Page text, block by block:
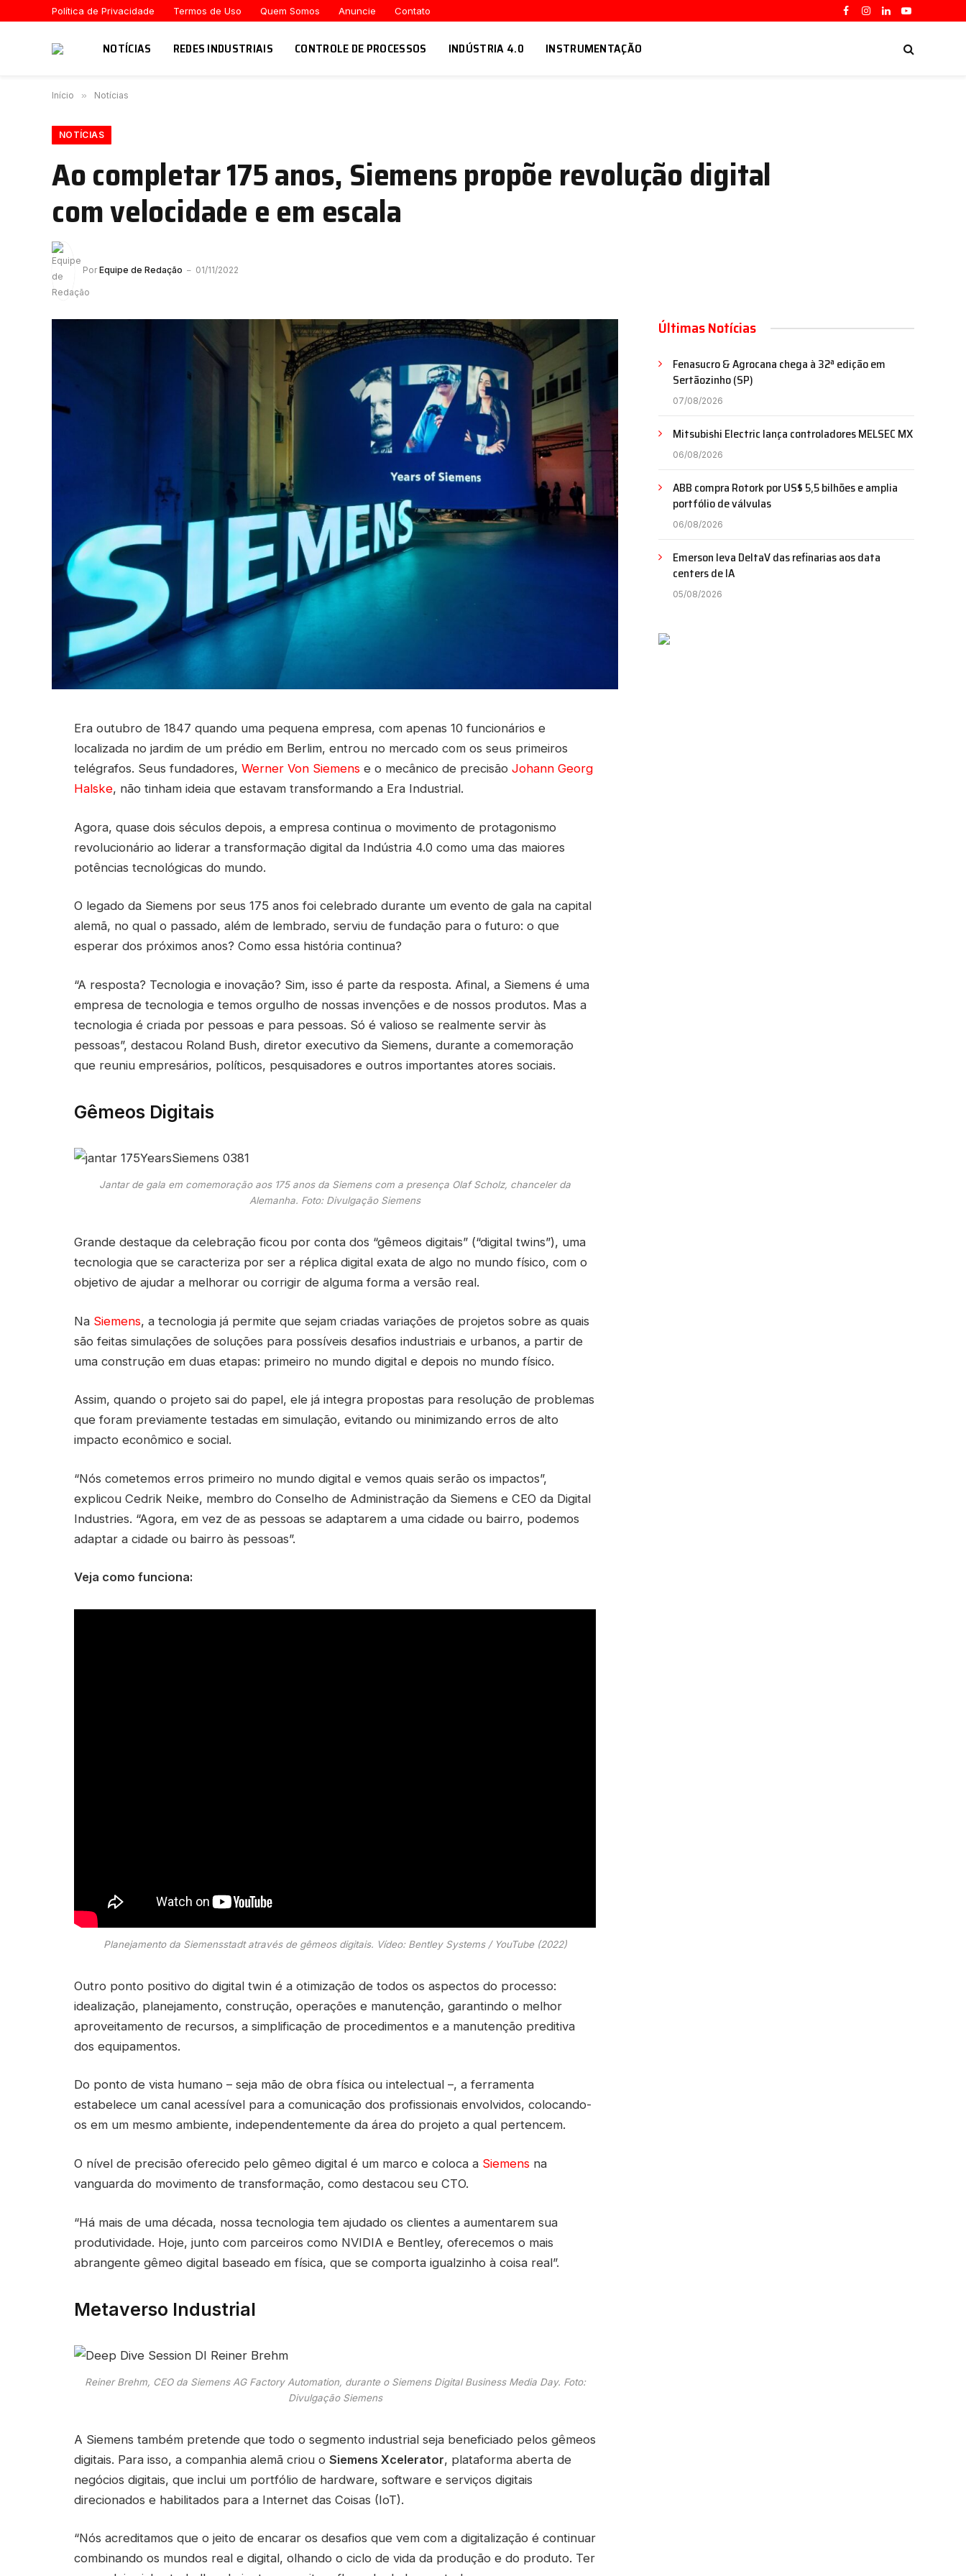
Política de Privacidade Termos de Uso Quem Somos Anuncie Contato
Facebook
Instagram
LinkedInYouTube
NOTÍCIAS REDES INDUSTRIAIS CONTROLE DE PROCESSOS INDÚSTRIA 4.0 INSTRUMENTAÇÃO
Início » Notícias
NOTÍCIAS
Ao completar 175 anos, Siemens propõe revolução digital
com velocidade e em escala
Por Equipe de Redação 01/11/2022
Era outubro de 1847 quando uma pequena empresa, com apenas 10 funcionários e
localizada no jardim de um prédio em Berlim, entrou no mercado com os seus primeiros
telégrafos. Seus fundadores, Werner Von Siemens e o mecânico de precisão Johann Georg
Halske, não tinham ideia que estavam transformando a Era Industrial.
Agora, quase dois séculos depois, a empresa continua o movimento de protagonismo
revolucionário ao liderar a transformação digital da Indústria 4.0 como uma das maiores
potências tecnológicas do mundo.
O legado da Siemens por seus 175 anos foi celebrado durante um evento de gala na capital
alemã, no qual o passado, além de lembrado, serviu de fundação para o futuro: o que
esperar dos próximos anos? Como essa história continua?
“A resposta? Tecnologia e inovação? Sim, isso é parte da resposta. Afinal, a Siemens é uma
empresa de tecnologia e temos orgulho de nossas invenções e de nossos produtos. Mas a
tecnologia é criada por pessoas e para pessoas. Só é valioso se realmente servir às
pessoas”, destacou Roland Bush, diretor executivo da Siemens, durante a comemoração
que reuniu empresários, políticos, pesquisadores e outros importantes atores sociais.
Gêmeos Digitais
Jantar de gala em comemoração aos 175 anos da Siemens com a presença Olaf Scholz, chanceler da
Alemanha. Foto: Divulgação Siemens
Grande destaque da celebração ficou por conta dos “gêmeos digitais” (“digital twins”), uma
tecnologia que se caracteriza por ser a réplica digital exata de algo no mundo físico, com o
objetivo de ajudar a melhorar ou corrigir de alguma forma a versão real.
Na Siemens, a tecnologia já permite que sejam criadas variações de projetos sobre as quais
são feitas simulações de soluções para possíveis desafios industriais e urbanos, a partir de
uma construção em duas etapas: primeiro no mundo digital e depois no mundo físico.
Assim, quando o projeto sai do papel, ele já integra propostas para resolução de problemas
que foram previamente testadas em simulação, evitando ou minimizando erros de alto
impacto econômico e social.
“Nós cometemos erros primeiro no mundo digital e vemos quais serão os impactos”,
explicou Cedrik Neike, membro do Conselho de Administração da Siemens e CEO da Digital
Industries. “Agora, em vez de as pessoas se adaptarem a uma cidade ou bairro, podemos
adaptar a cidade ou bairro às pessoas”.
Veja como funciona:
Planejamento da Siemensstadt através de gêmeos digitais. Vídeo: Bentley Systems / YouTube (2022)
Outro ponto positivo do digital twin é a otimização de todos os aspectos do processo:
idealização, planejamento, construção, operações e manutenção, garantindo o melhor
aproveitamento de recursos, a simplificação de procedimentos e a manutenção preditiva
dos equipamentos.
Do ponto de vista humano – seja mão de obra física ou intelectual –, a ferramenta
estabelece um canal acessível para a comunicação dos profissionais envolvidos, colocando-
os em um mesmo ambiente, independentemente da área do projeto a qual pertencem.
O nível de precisão oferecido pelo gêmeo digital é um marco e coloca a Siemens na
vanguarda do movimento de transformação, como destacou seu CTO.
“Há mais de uma década, nossa tecnologia tem ajudado os clientes a aumentarem sua
produtividade. Hoje, junto com parceiros como NVIDIA e Bentley, oferecemos o mais
abrangente gêmeo digital baseado em física, que se comporta igualzinho à coisa real”.
Metaverso Industrial
Reiner Brehm, CEO da Siemens AG Factory Automation, durante o Siemens Digital Business Media Day. Foto:
Divulgação Siemens
A Siemens também pretende que todo o segmento industrial seja beneficiado pelos gêmeos
digitais. Para isso, a companhia alemã criou o Siemens Xcelerator, plataforma aberta de
negócios digitais, que inclui um portfólio de hardware, software e serviços digitais
direcionados e habilitados para a Internet das Coisas (IoT).
“Nós acreditamos que o jeito de encarar os desafios que vem com a digitalização é continuar
combinando os mundos real e digital, olhando o ciclo de vida da produção e do produto. Ter
Últimas Notícias
Fenasucro & Agrocana chega à 32ª edição em
Sertãozinho (SP)
07/08/2026
Mitsubishi Electric lança controladores MELSEC MX
06/08/2026
ABB compra Rotork por US$ 5,5 bilhões e amplia
portfólio de válvulas
06/08/2026
Emerson leva DeltaV das refinarias aos data
centers de IA
05/08/2026